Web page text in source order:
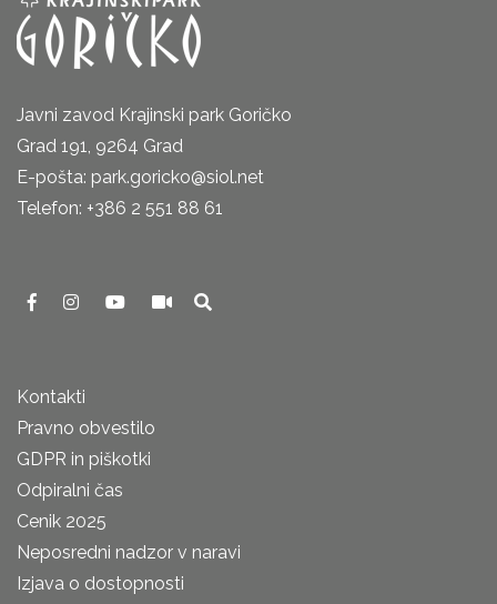
Javni zavod Krajinski park Goričko
Grad 191, 9264 Grad
E-pošta: park.goricko@siol.net
Telefon: +386 2 551 88 61
Kontakti
Pravno obvestilo
GDPR in piškotki
Odpiralni čas
Cenik 2025
Neposredni nadzor v naravi
Izjava o dostopnosti